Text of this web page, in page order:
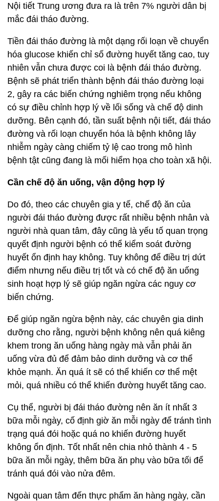
Nội tiết Trung ương đưa ra là trên 7% người dân bị
mắc đái tháo đường.
Tiền đái tháo đường là một dạng rối loạn về chuyển
hóa glucose khiến chỉ số đường huyết tăng cao, tuy
nhiên vẫn chưa được coi là bệnh đái tháo đường.
Bệnh sẽ phát triển thành bệnh đái tháo đường loại
2, gây ra các biến chứng nghiêm trọng nếu không
có sự điều chỉnh hợp lý về lối sống và chế độ dinh
dưỡng. Bên cạnh đó, tần suất bệnh nội tiết, đái tháo
đường và rối loạn chuyển hóa là bệnh không lây
nhiễm ngày càng chiếm tỷ lệ cao trong mô hình
bệnh tật cũng đang là mối hiểm họa cho toàn xã hội.
Cần chế độ ăn uống, vận động hợp lý
Do đó, theo các chuyên gia y tế, chế độ ăn của
người đái tháo đường được rất nhiều bệnh nhân và
người nhà quan tâm, đây cũng là yếu tố quan trọng
quyết định người bệnh có thể kiểm soát đường
huyết ổn định hay không. Tuy không để điều trị dứt
điểm nhưng nếu điều trị tốt và có chế độ ăn uống
sinh hoạt hợp lý sẽ giúp ngăn ngừa các nguy cơ
biến chứng.
Để giúp ngăn ngừa bệnh này, các chuyên gia dinh
dưỡng cho rằng, người bệnh không nên quá kiêng
khem trong ăn uống hàng ngày mà vẫn phải ăn
uống vừa đủ để đảm bảo dinh dưỡng và cơ thể
khỏe mạnh. Ăn quá ít sẽ có thể khiến cơ thể mệt
mỏi, quá nhiều có thể khiến đường huyết tăng cao.
Cụ thể, người bị đái tháo đường nên ăn ít nhất 3
bữa mỗi ngày, cố định giờ ăn mỗi ngày để tránh tình
trạng quá đói hoặc quá no khiến đường huyết
không ổn định. Tốt nhất nên chia nhỏ thành 4 - 5
bữa ăn mỗi ngày, thêm bữa ăn phụ vào bữa tối để
tránh quá đói vào nửa đêm.
Ngoài quan tâm đến thực phẩm ăn hàng ngày, cần